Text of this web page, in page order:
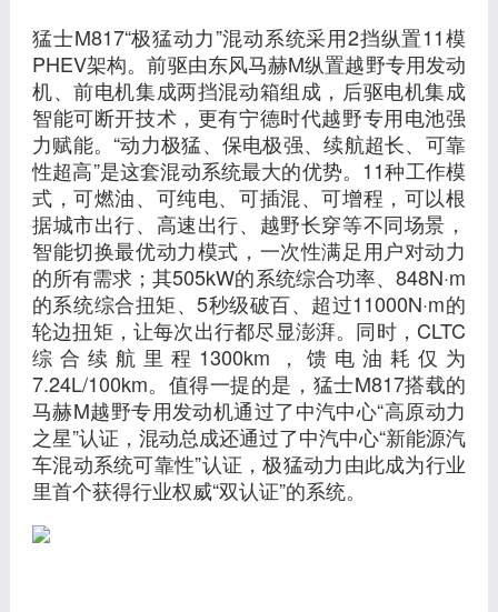
猛士M817“极猛动力”混动系统采用2挡纵置11模
PHEV架构。前驱由东风马赫M纵置越野专用发动
机、前电机集成两挡混动箱组成，后驱电机集成
智能可断开技术，更有宁德时代越野专用电池强
力赋能。“动力极猛、保电极强、续航超长、可靠
性超高”是这套混动系统最大的优势。11种工作模
式，可燃油、可纯电、可插混、可增程，可以根
据城市出行、高速出行、越野长穿等不同场景，
智能切换最优动力模式，一次性满足用户对动力
的所有需求；其505kW的系统综合功率、848N·m
的系统综合扭矩、5秒级破百、超过11000N·m的
轮边扭矩，让每次出行都尽显澎湃。同时，CLTC
综合续航里程1300km，馈电油耗仅为
7.24L/100km。值得一提的是，猛士M817搭载的
马赫M越野专用发动机通过了中汽中心“高原动力
之星”认证，混动总成还通过了中汽中心“新能源汽
车混动系统可靠性”认证，极猛动力由此成为行业
里首个获得行业权威“双认证”的系统。